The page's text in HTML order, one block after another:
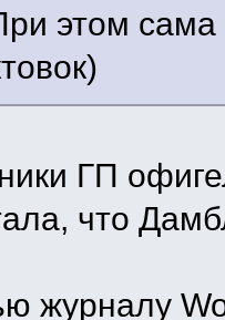
этом сама
ГП
что
журналу